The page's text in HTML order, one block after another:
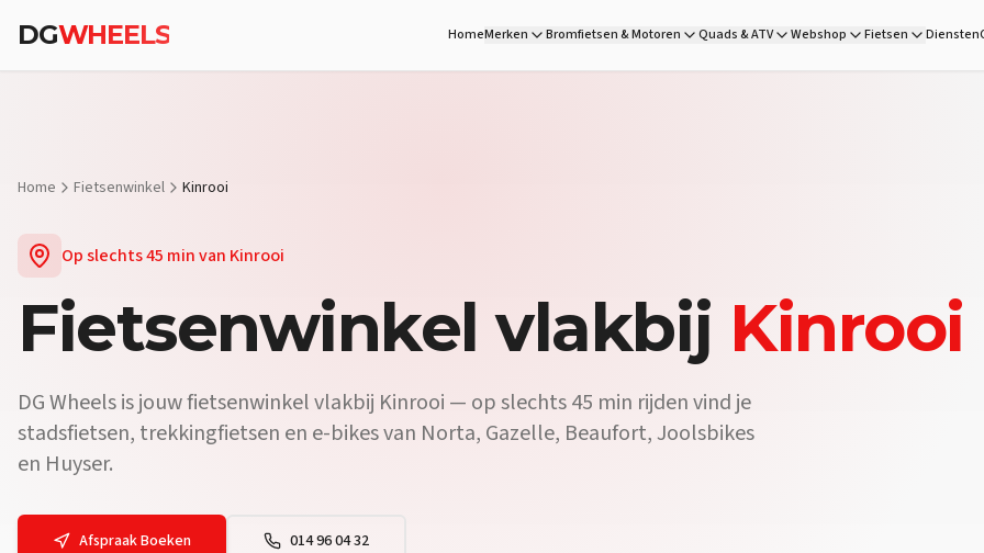
Vraag:Verkopen jullie e-bikes vlakbij Kinrooi?
Ja. De fietsenshop van DG Wheels op 45 min van Kinrooi heeft een
DGWHEELS HomeMerken Bromfietsen & Motoren Quads & ATV Webshop Fietsen Diensten
Home Fietsenwinkel Kinrooi
Op slechts45 minvan Kinrooi
Fietsenwinkel vlakbij Kinrooi
DG Wheels is jouw fietsenwinkel vlakbij Kinrooi — op slechts 45 min rijden vind je
stadsfietsen, trekkingfietsen en e-bikes van Norta, Gazelle, Beaufort, Joolsbikes
en Huyser.
Afspraak Boeken 014 96 04 32